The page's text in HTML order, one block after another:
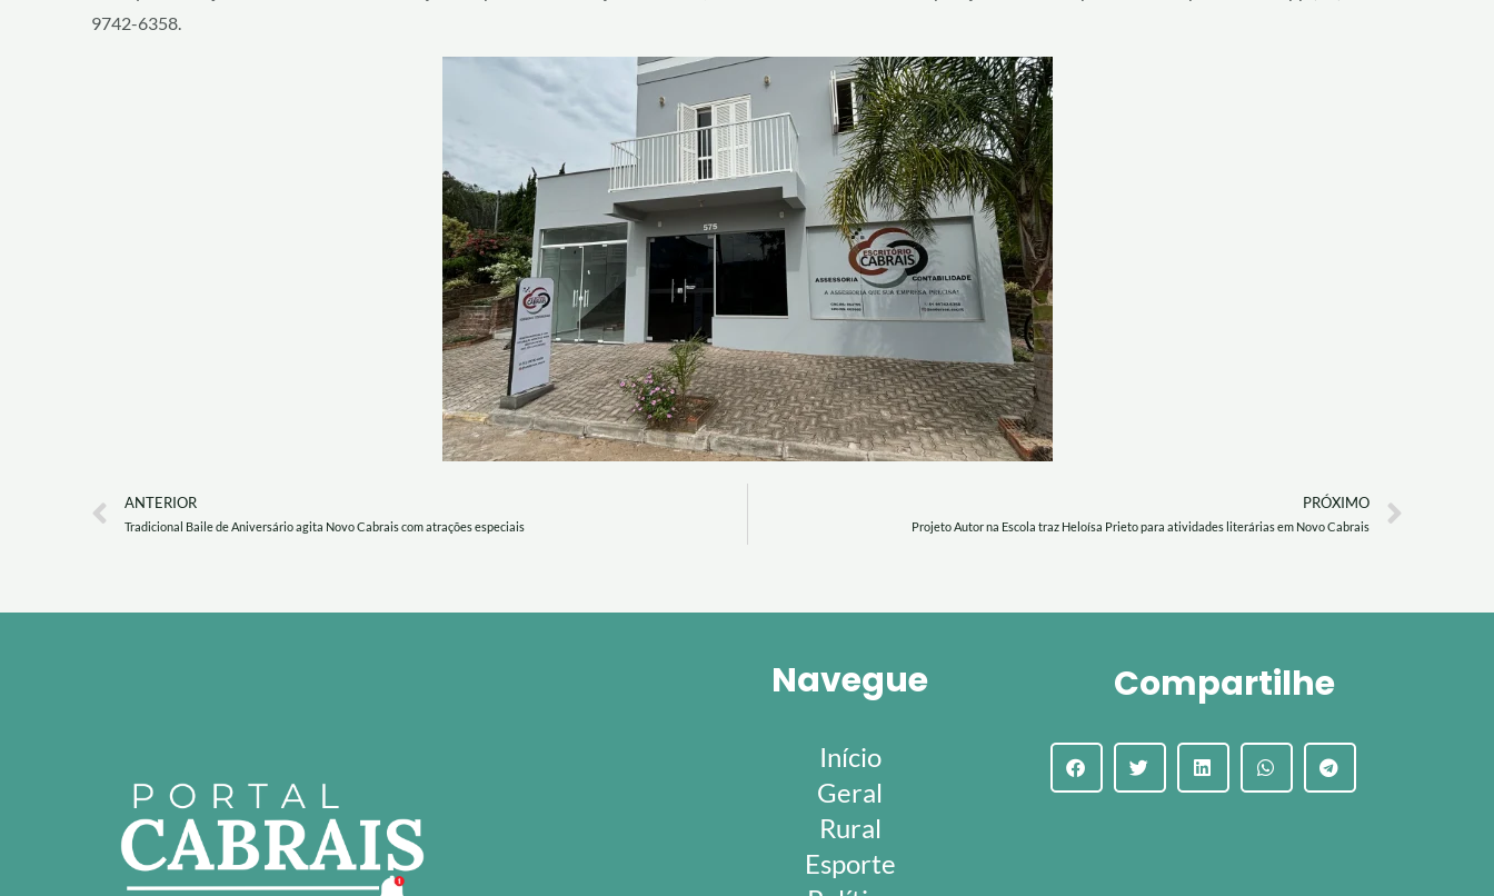
9742-6358.
Prev
ANTERIOR
Tradicional Baile de Aniversário agita Novo Cabrais com atrações especiais
PRÓXIMO
Projeto Autor na Escola traz Heloísa Prieto para atividades literárias em Novo Cabrais
Navegue
Início
Geral
Rural
Esporte
Compartilhe